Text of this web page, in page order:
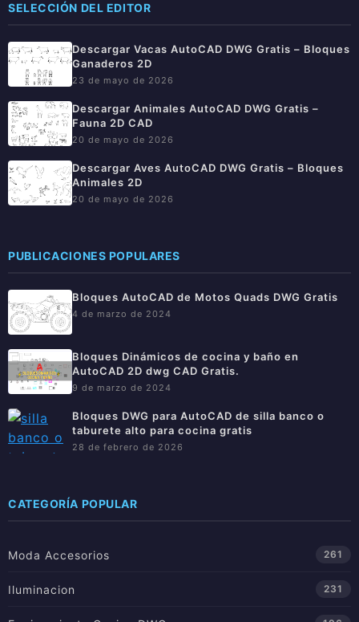
SELECCIÓN DEL EDITOR
Descargar Vacas AutoCAD DWG Gratis – Bloques
Ganaderos 2D
23 de mayo de 2026
Descargar Animales AutoCAD DWG Gratis –
Fauna 2D CAD
20 de mayo de 2026
Descargar Aves AutoCAD DWG Gratis – Bloques
Animales 2D
20 de mayo de 2026
PUBLICACIONES POPULARES
Bloques AutoCAD de Motos Quads DWG Gratis
4 de marzo de 2024
Bloques Dinámicos de cocina y baño en
AutoCAD 2D dwg CAD Gratis.
9 de marzo de 2024
Bloques DWG para AutoCAD de silla banco o
taburete alto para cocina gratis
28 de febrero de 2026
CATEGORÍA POPULAR
Moda Accesorios 261
Iluminacion 231